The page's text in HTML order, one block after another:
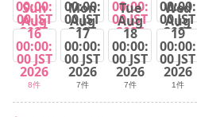
00:00:
00 JST
2026
8件
00:00:
00 JST
2026
8件
00:00:
00 JST
2026
8件
00:00:
00 JST
2026
2件
Sun
Aug
16
00:00:
00 JST
2026
8件
Mon
Aug
17
00:00:
00 JST
2026
7件
Tue
Aug
18
00:00:
00 JST
2026
7件
Wed
Aug
19
00:00:
00 JST
2026
1件